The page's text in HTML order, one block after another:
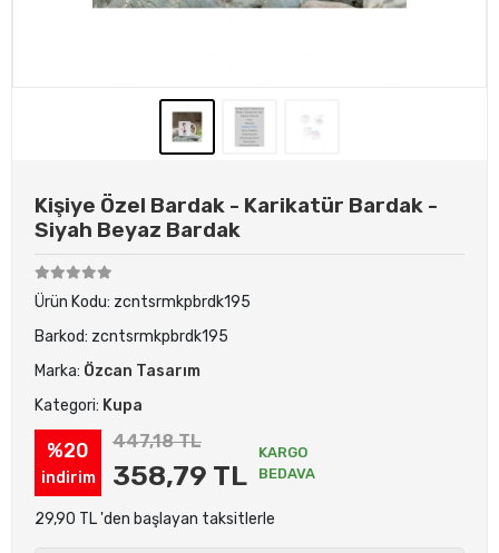
Kişiye Özel Bardak - Karikatür Bardak -
Siyah Beyaz Bardak
Ürün Kodu: zcntsrmkpbrdk195
Barkod: zcntsrmkpbrdk195
Marka: Özcan Tasarım
Kategori: Kupa
%20
indirim
447,18 TL
358,79 TL
KARGO
BEDAVA
29,90 TL 'den başlayan taksitlerle